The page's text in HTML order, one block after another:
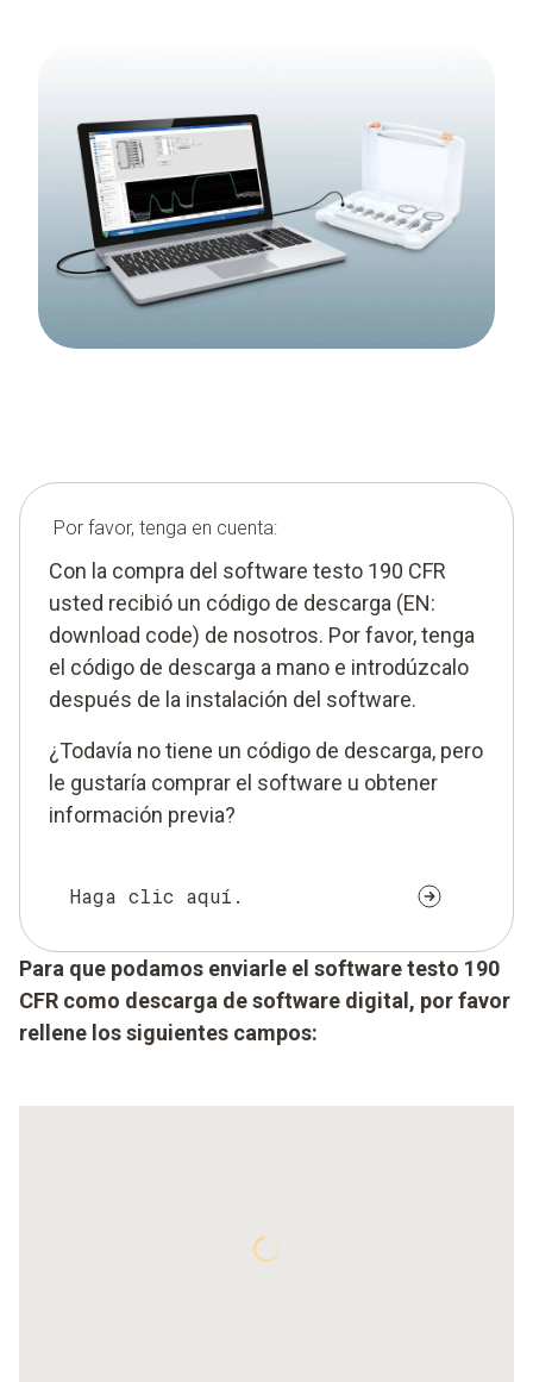
Por favor, tenga en cuenta:
Con la compra del software testo 190 CFR
usted recibió un código de descarga (EN:
download code) de nosotros. Por favor, tenga
el código de descarga a mano e introdúzcalo
después de la instalación del software.
¿Todavía no tiene un código de descarga, pero
le gustaría comprar el software u obtener
información previa?
Haga clic aquí.
Para que podamos enviarle el software testo 190
CFR como descarga de software digital, por favor
rellene los siguientes campos: